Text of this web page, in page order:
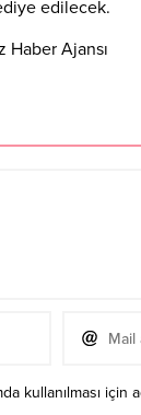
edilecek.
Haber Ajansı
kullanılması için